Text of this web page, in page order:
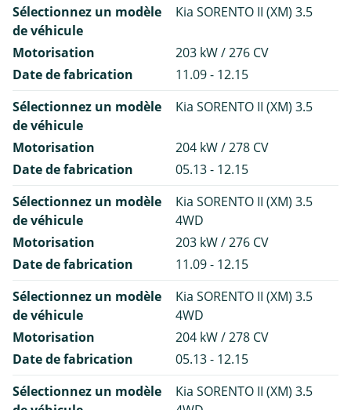
Sélectionnez un modèle
de véhicule
Kia SORENTO II (XM) 3.5
Motorisation
203 kW / 276 CV
Date de fabrication
11.09 - 12.15
Sélectionnez un modèle
de véhicule
Kia SORENTO II (XM) 3.5
Motorisation
204 kW / 278 CV
Date de fabrication
05.13 - 12.15
Sélectionnez un modèle
de véhicule
Kia SORENTO II (XM) 3.5
4WD
Motorisation
203 kW / 276 CV
Date de fabrication
11.09 - 12.15
Sélectionnez un modèle
de véhicule
Kia SORENTO II (XM) 3.5
4WD
Motorisation
204 kW / 278 CV
Date de fabrication
05.13 - 12.15
Sélectionnez un modèle
Kia SORENTO II (XM) 3.5